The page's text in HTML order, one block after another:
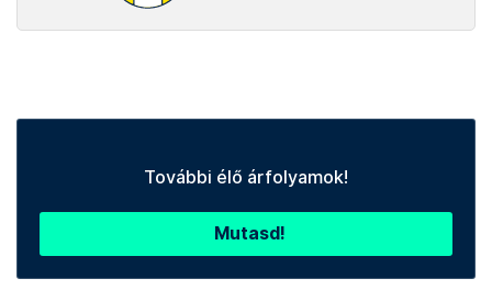
További élő árfolyamok!
Mutasd!